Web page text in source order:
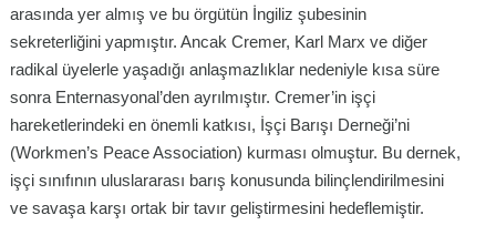
arasında yer almış ve bu örgütün İngiliz şubesinin
sekreterliğini yapmıştır. Ancak Cremer, Karl Marx ve diğer
radikal üyelerle yaşadığı anlaşmazlıklar nedeniyle kısa süre
sonra Enternasyonal’den ayrılmıştır. Cremer’in işçi
hareketlerindeki en önemli katkısı, İşçi Barışı Derneği’ni
(Workmen’s Peace Association) kurması olmuştur. Bu dernek,
işçi sınıfının uluslararası barış konusunda bilinçlendirilmesini
ve savaşa karşı ortak bir tavır geliştirmesini hedeflemiştir.